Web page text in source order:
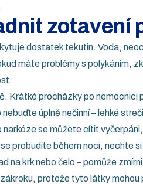
zotavení
dostatek tekutin. Voda,
máte problémy s polykáním,
Krátké procházky po nemocnici
úplně nečinní – lehké
narkóze se můžete cítit
probudíte během noci, nechte
na krk nebo čelo – pomůže
protože tyto látky mohou